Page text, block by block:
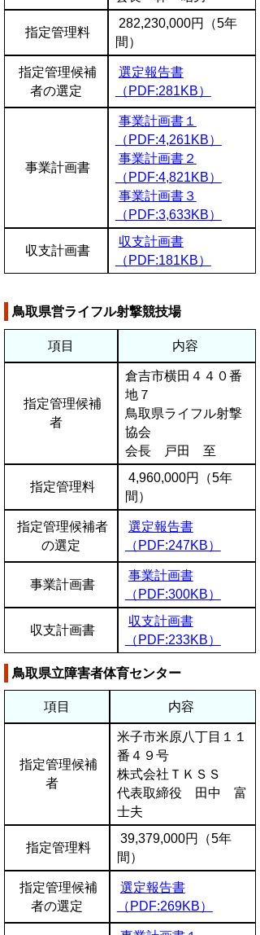
指定管理料
282,230,000円（5年
間）
指定管理候補
者の選定
選定報告書
（PDF:281KB）
事業計画書
事業計画書１
（PDF:4,261KB）
事業計画書２
（PDF:4,821KB）
事業計画書３
（PDF:3,633KB）
収支計画書
収支計画書
（PDF:181KB）
鳥取県営ライフル射撃競技場
項目 内容
指定管理候補
者
倉吉市横田４４０番
地７
鳥取県ライフル射撃
協会
会長 戸田 至
指定管理料
4,960,000円（5年
間）
指定管理候補者
の選定
選定報告書
（PDF:247KB）
事業計画書
事業計画書
（PDF:300KB）
収支計画書
収支計画書
（PDF:233KB）
鳥取県立障害者体育センター
項目 内容
指定管理候補
者
米子市米原八丁目１１
番４９号
株式会社ＴＫＳＳ
代表取締役 田中 富
士夫
指定管理料
39,379,000円（5年
間）
指定管理候補
者の選定
選定報告書
（PDF:269KB）